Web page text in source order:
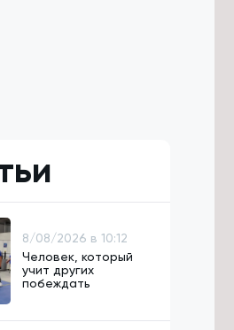
8/08/2026 в 10:12
Человек, который
учит других
побеждать